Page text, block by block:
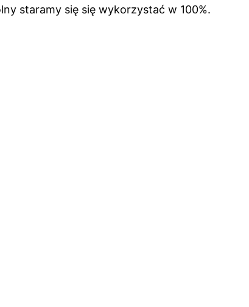
staramy się się wykorzystać w 100%.